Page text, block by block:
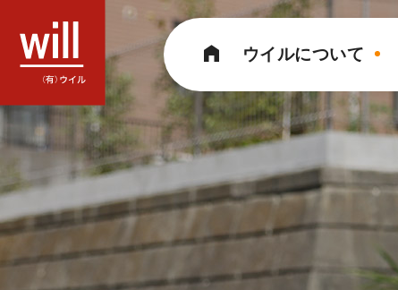
ン
ツ
ス
キ
ッ
ウイルについて